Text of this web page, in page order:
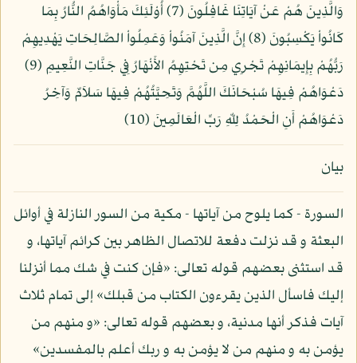
وَالَّذِينَ هُمْ عَنْ آيَاتِنَا غَافِلُونَ (7) أُوْلَئِكَ مَأْوَاهُمُ النُّارُ بِمَا
كَانُواْ يَكْسِبُونَ (8) إِنَّ الَّذِينَ آمَنُواْ وَعَمِلُواْ الصَّالِحَاتِ يَهْدِيهِمْ
رَبُّهُمْ بِإِيمَانِهِمْ تَجْرِي مِن تَحْتِهِمُ الأَنْهَارُ فِي جَنَّاتِ النَّعِيمِ (9)
دَعْوَاهُمْ فِيهَا سُبْحَانَكَ اللَّهُمَّ وَتَحِيَّتُهُمْ فِيهَا سَلاَمٌ وَآخِرُ
دَعْوَاهُمْ أَنِ الْحَمْدُ لِلّهِ رَبِّ الْعَالَمِينَ (10)
بيان
السورة - كما يلوح من آياتها - مكية من السور النازلة في أوائل
البعثة و قد نزلت دفعة للاتصال الظاهر بين كرائم آياتها، و
قد استثنى بعضهم قوله تعالى: «فإن كنت في شك مما أنزلنا
إليك فاسأل الذين يقرءون الكتاب من قبلك» إلى تمام ثلاث
آيات فذكر أنها مدنية، و بعضهم قوله تعالى: «و منهم من
يؤمن به و منهم من لا يؤمن به و ربك أعلم بالمفسدين»